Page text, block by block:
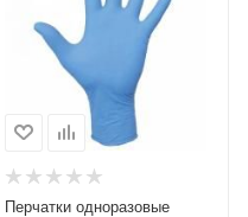
Перчатки одноразовые